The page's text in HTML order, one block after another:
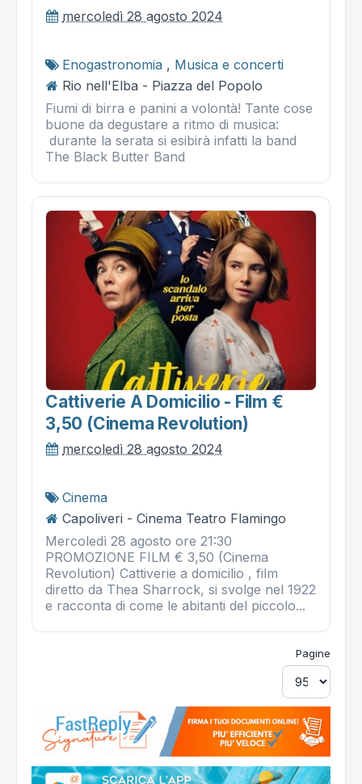
mercoledì 28 agosto 2024
Enogastronomia , Musica e concerti
Rio nell'Elba - Piazza del Popolo
Fiumi di birra e panini a volontà! Tante cose
buone da degustare a ritmo di musica:
durante la serata si esibirà infatti la band
The Black Butter Band
Cattiverie A Domicilio - Film €
3,50 (cinema Revolution)
mercoledì 28 agosto 2024
Cinema
Capoliveri - Cinema Teatro Flamingo
Mercoledì 28 agosto ore 21:30
PROMOZIONE FILM € 3,50 (Cinema
Revolution) Cattiverie a domicilio , film
diretto da Thea Sharrock, si svolge nel 1922
e racconta di come le abitanti del piccolo...
Pagine